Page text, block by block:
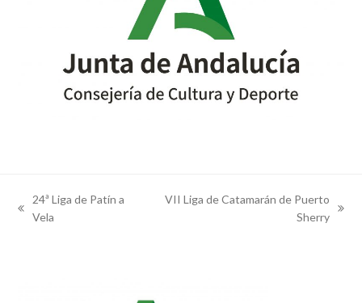
previous
24ª Liga de Patín a
Vela
VII Liga de Catamarán de Puerto
Sherry